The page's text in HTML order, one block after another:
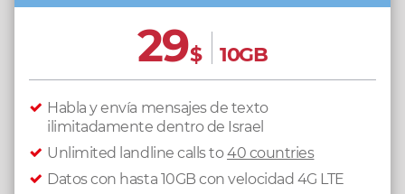
29$ 10GB
Habla y envía mensajes de texto
ilimitadamente dentro de Israel
Unlimited landline calls to40 countries
Datos con hasta 10GB con velocidad 4G LTE